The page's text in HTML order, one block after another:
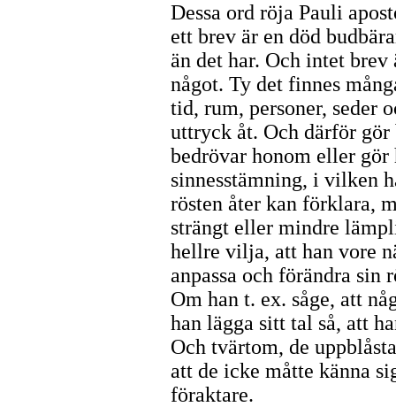
Dessa ord röja Pauli
ett brev är en död
än det har. Och intet
något. Ty det finnes
tid, rum, personer, seder
uttryck åt. Och därför
bedrövar honom eller
sinnesstämning, i vilken
rösten åter kan förklara,
strängt eller mindre
hellre vilja, att han vore
anpassa och förändra sin
Om han t. ex. såge, att
han lägga sitt tal så, att
Och tvärtom, de
att de icke måtte känna
föraktare.